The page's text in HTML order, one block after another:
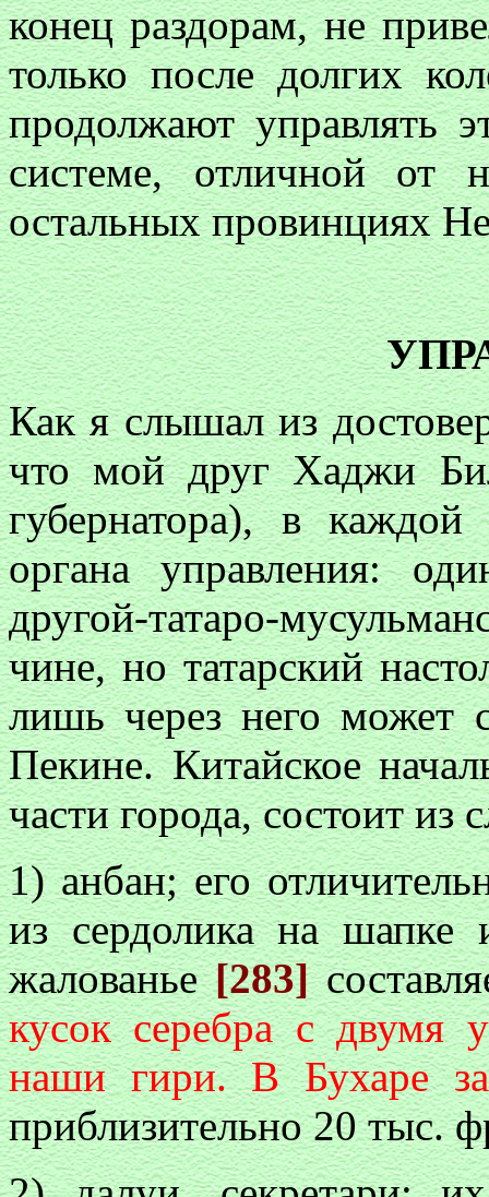
конец раздорам, не
только после долгих
продолжают управлять
системе, отличной от
остальных провинциях
Как я слышал из
что мой друг Хаджи
губернатора), в
органа управления:
другой-татаро-
чине, но татарский
лишь через него может
Пекине. Китайское
части города, состоит
1) анбан; его
из сердолика на шапке
жалованье[283]
кусок серебра с двумя
наши гири. В Бухаре
приблизительно 20 тыс.